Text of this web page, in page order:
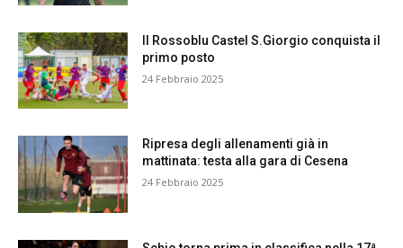
Il Rossoblu Castel S.Giorgio conquista il
primo posto
24 Febbraio 2025
Ripresa degli allenamenti già in
mattinata: testa alla gara di Cesena
24 Febbraio 2025